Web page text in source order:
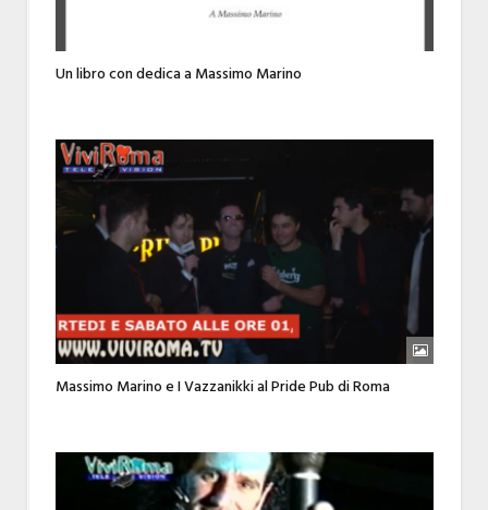
Un libro con dedica a Massimo Marino
Massimo Marino e I Vazzanikki al Pride Pub di Roma